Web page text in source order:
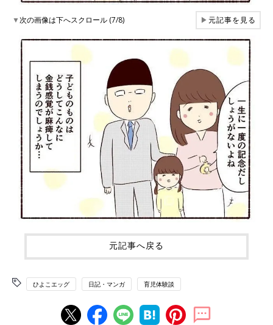
▼次の画像は下へスクロール (7/8) ▶元記事を見る
元記事へ戻る
ひよこエッグ 日記・マンガ 育児体験談